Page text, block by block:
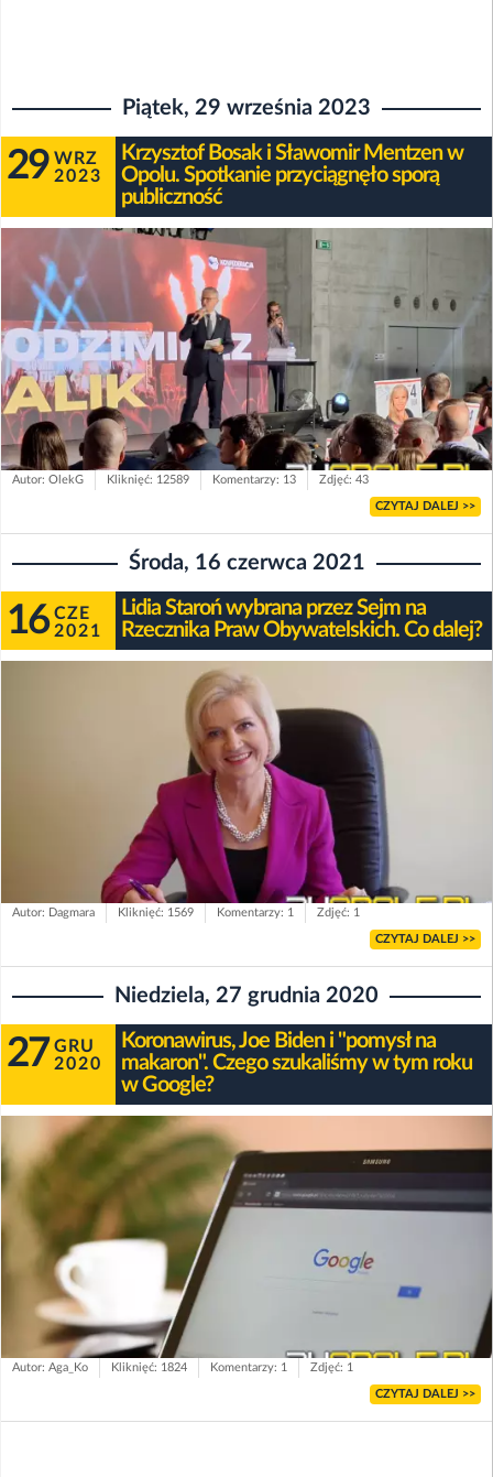
Piątek, 29 września 2023
29 WRZ
2023
Krzysztof Bosak i Sławomir Mentzen w
Opolu. Spotkanie przyciągnęło sporą
publiczność
Autor: OlekG Kliknięć: 12589 Komentarzy: 13 Zdjęć: 43
CZYTAJ DALEJ >>
Środa, 16 czerwca 2021
16 CZE
2021
Lidia Staroń wybrana przez Sejm na
Rzecznika Praw Obywatelskich. Co dalej?
Autor: Dagmara Kliknięć: 1569 Komentarzy: 1 Zdjęć: 1
CZYTAJ DALEJ >>
Niedziela, 27 grudnia 2020
27 GRU
2020
Koronawirus, Joe Biden i "pomysł na
makaron". Czego szukaliśmy w tym roku
w Google?
Autor: Aga_Ko Kliknięć: 1824 Komentarzy: 1 Zdjęć: 1
CZYTAJ DALEJ >>